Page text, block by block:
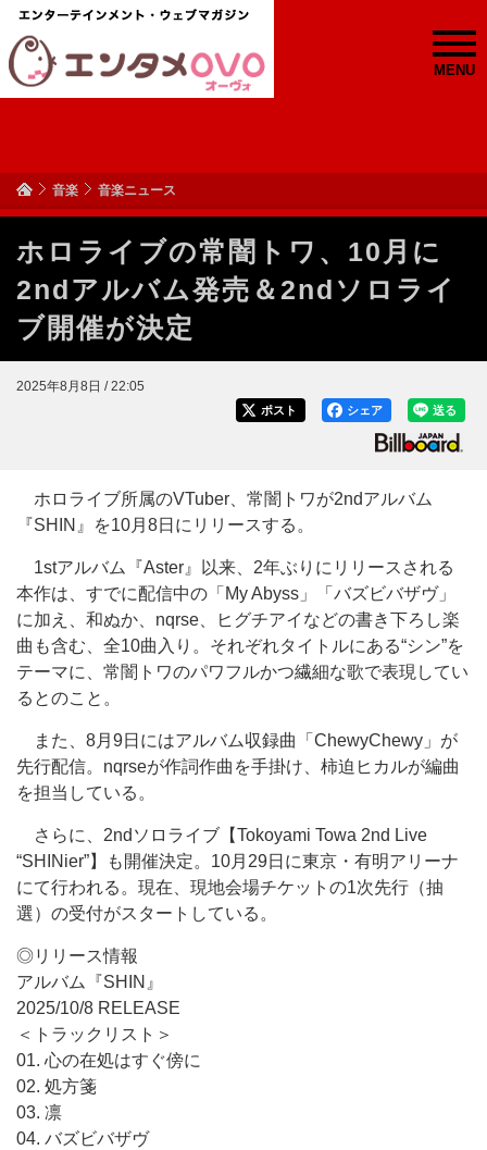
MENU
音楽 音楽ニュース
ホロライブの常闇トワ、10月に
2ndアルバム発売＆2ndソロライ
ブ開催が決定
2025年8月8日 / 22:05
送る
シェア
ポスト
ホロライブ所属のVTuber、常闇トワが2ndアルバム
『SHIN』を10月8日にリリースする。
1stアルバム『Aster』以来、2年ぶりにリリースされる
本作は、すでに配信中の「My Abyss」「バズビバザヴ」
に加え、和ぬか、nqrse、ヒグチアイなどの書き下ろし楽
曲も含む、全10曲入り。それぞれタイトルにある“シン”を
テーマに、常闇トワのパワフルかつ繊細な歌で表現してい
るとのこと。
また、8月9日にはアルバム収録曲「ChewyChewy」が
先行配信。nqrseが作詞作曲を手掛け、柿迫ヒカルが編曲
を担当している。
さらに、2ndソロライブ【Tokoyami Towa 2nd Live
“SHINier”】も開催決定。10月29日に東京・有明アリーナ
にて行われる。現在、現地会場チケットの1次先行（抽
選）の受付がスタートしている。
◎リリース情報
アルバム『SHIN』
2025/10/8 RELEASE
＜トラックリスト＞
01. 心の在処はすぐ傍に
02. 処方箋
03. 凛
04. バズビバザヴ